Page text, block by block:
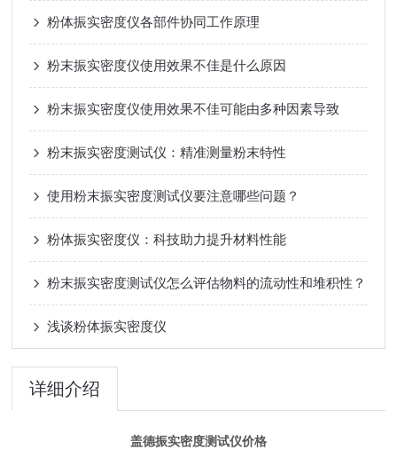
粉体振实密度仪各部件协同工作原理
粉末振实密度仪使用效果不佳是什么原因
粉末振实密度仪使用效果不佳可能由多种因素导致
粉末振实密度测试仪：精准测量粉末特性
使用粉末振实密度测试仪要注意哪些问题？
粉体振实密度仪：科技助力提升材料性能
粉末振实密度测试仪怎么评估物料的流动性和堆积性？
浅谈粉体振实密度仪
详细介绍
盖德振实密度测试仪价格